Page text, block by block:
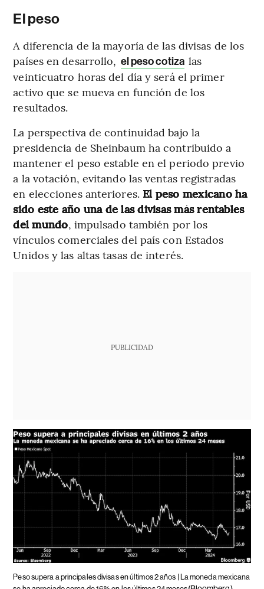
El peso
A diferencia de la mayoría de las divisas de los
países en desarrollo, el peso cotiza las
veinticuatro horas del día y será el primer
activo que se mueva en función de los
resultados.
La perspectiva de continuidad bajo la
presidencia de Sheinbaum ha contribuido a
mantener el peso estable en el periodo previo
a la votación, evitando las ventas registradas
en elecciones anteriores. El peso mexicano ha
sido este año una de las divisas más rentables
del mundo, impulsado también por los
vínculos comerciales del país con Estados
Unidos y las altas tasas de interés.
PUBLICIDAD
Peso supera a principales divisas en últimos 2 años | La moneda mexicana